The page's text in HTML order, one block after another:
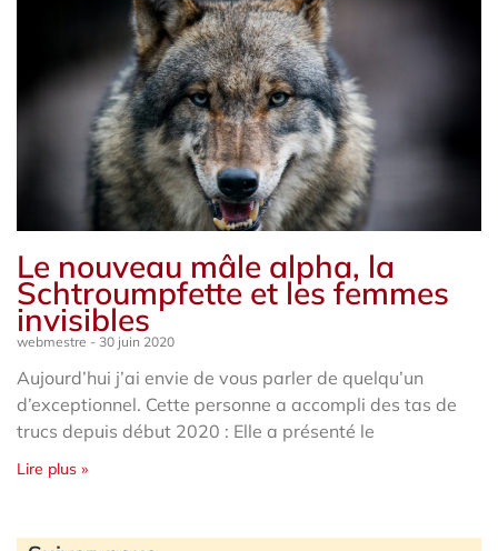
Le nouveau mâle alpha, la
Schtroumpfette et les femmes
invisibles
webmestre 30 juin 2020
Aujourd’hui j’ai envie de vous parler de quelqu’un
d’exceptionnel. Cette personne a accompli des tas de
trucs depuis début 2020 : Elle a présenté le
Lire plus »